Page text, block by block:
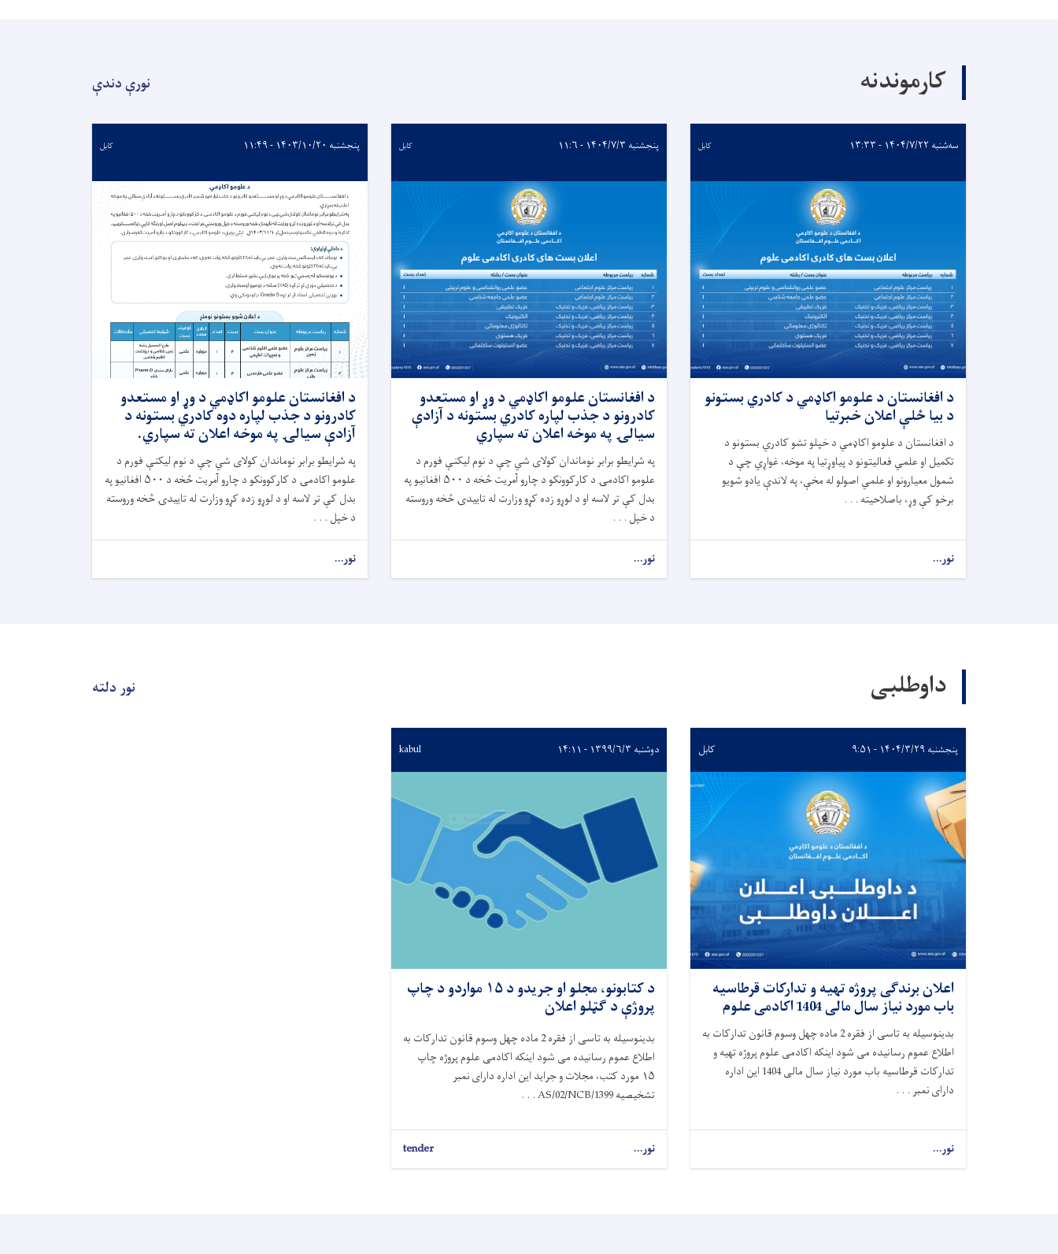
کارموندنه نورې دندې
سه‌شنبه ۱۴۰۴/۷/۲۲ - ۱۳:۳۳ کابل
د افغانستان د علومو اکاډمي د کادري بستونو
د بیا ځلې اعلان خبرتیا
د افغانستان د علومو اکاډمي د خپلو تشو کادري بستونو د
تکمیل او علمي فعالیتونو د پیاوړتیا په موخه، غواړي چې د
شمول معیارونو او علمي اصولو له مخې، په لاندې یادو شویو
برخو کې وړ، باصلاحیته . . .
نور...
پنجشنبه ۱۴۰۴/۷/۳ - ۱۱:۶ کابل
د افغانستان علومو اکاډمي د وړ او مستعدو
کادرونو د جذب لپاره کادري بستونه د آزادې
سیالۍ په موخه اعلان ته سپاري
په شرایطو برابر نوماندان کولای شي چې د نوم لیکنې فورم د
علومو اکادمۍ د کارکوونکو د چارو آمریت څخه د ۵۰۰ افغانیو په
بدل کې تر لاسه او د لوړو زده کړو وزارت له تاییدۍ څخه وروسته
د خپل . . .
نور...
پنجشنبه ۱۴۰۳/۱۰/۲۰ - ۱۱:۴۹ کابل
د افغانستان علومو اکاډمي د وړ او مستعدو
کادرونو د جذب لپاره دوه کادري بستونه د
آزادې سیالۍ په موخه اعلان ته سپاري.
په شرایطو برابر نوماندان کولای شي چې د نوم لیکنې فورم د
علومو اکادمۍ د کارکوونکو د چارو آمریت څخه د ۵۰۰ افغانیو په
بدل کې تر لاسه او د لوړو زده کړو وزارت له تاییدۍ څخه وروسته
د خپل . . .
نور...
داوطلبی نور دلته
پنجشنبه ۱۴۰۴/۳/۲۹ - ۹:۵۱ کابل
اعلان برندگی پروژه تهیه و تدارکات قرطاسیه
باب مورد نیاز سال مالی 1404 اکادمی علوم
بدینوسیله به تاسی از فقره 2 ماده چهل وسوم قانون تدارکات به
اطلاع عموم رسانیده می شود اینکه اکادمی علوم پروژه تهیه و
تدارکات قرطاسیه باب مورد نیاز سال مالی 1404 این اداره
دارای نمبر . . .
نور...
دوشنبه ۱۳۹۹/۶/۳ - ۱۴:۱۱ kabul
د کتابونو، مجلو او جریدو د ۱۵ مواردو د چاپ
پروژې د ګټلو اعلان
بدینوسیله به تاسی از فقره 2 ماده چهل وسوم قانون تدارکات به
اطلاع عموم رسانیده می شود اینکه اکادمی علوم پروژه چاپ
۱۵ مورد کتب، مجلات و جراید این اداره دارای نمبر
تشخیصیه AS/02/NCB/1399 . . .
نور... tender